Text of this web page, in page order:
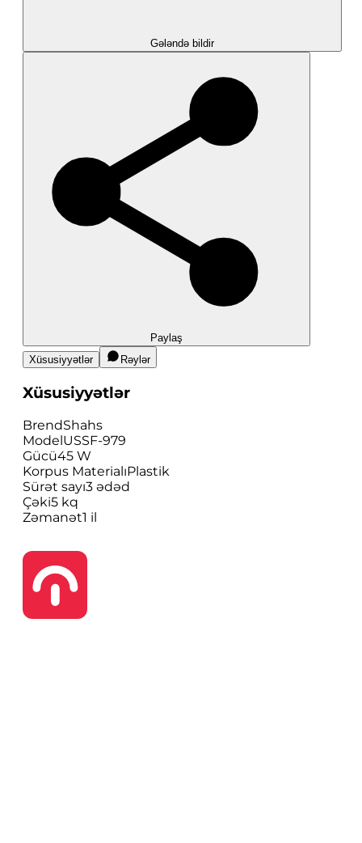
Gələndə bildir
Paylaş
Xüsusiyyətlər
Rəylər
Xüsusiyyətlər
BrendShahs
ModelUSSF-979
Gücü45 W
Korpus MaterialıPlastik
Sürət sayı3 ədəd
Çəki5 kq
Zəmanət1 il